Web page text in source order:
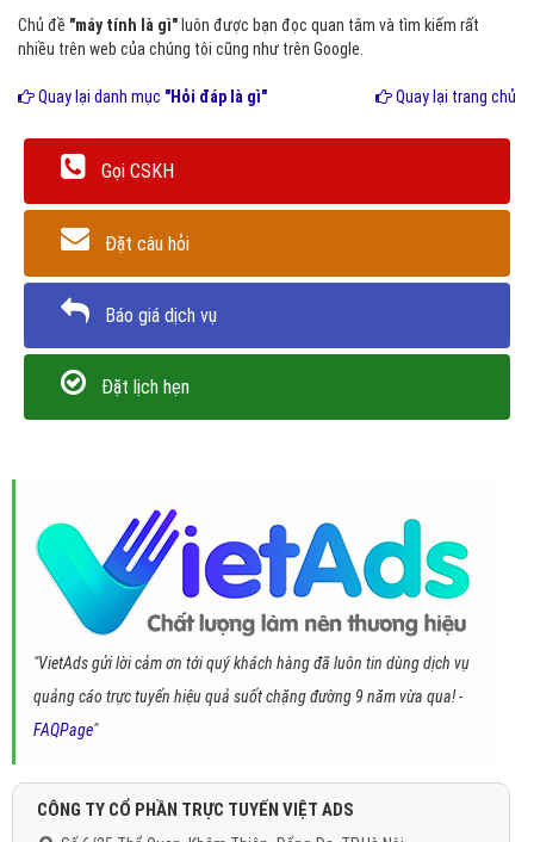
Chủ đề "máy tính là gì" luôn được bạn đọc quan tâm và tìm kiếm rất
nhiều trên web của chúng tôi cũng như trên Google.
Quay lại danh mục "Hỏi đáp là gì" Quay lại trang chủ
Gọi CSKH
Đặt câu hỏi
Báo giá dịch vụ
Đặt lịch hẹn
"VietAds gửi lời cảm ơn tới quý khách hàng đã luôn tin dùng dịch vụ
quảng cáo trực tuyến hiệu quả suốt chặng đường 9 năm vừa qua! -
FAQPage"
CÔNG TY CỔ PHẦN TRỰC TUYẾN VIỆT ADS